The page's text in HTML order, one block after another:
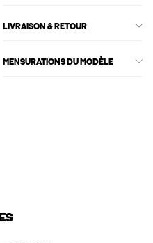
LIVRAISON & RETOUR
MENSURATIONS DU MODÈLE